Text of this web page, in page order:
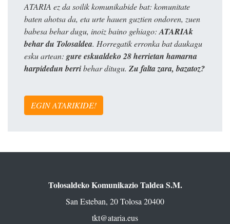
ATARIA ez da soilik komunikabide bat: komunitate
baten ahotsa da, eta urte hauen guztien ondoren, zuen
babesa behar dugu, inoiz baino gehiago: ATARIAk
behar du Tolosaldea. Horregatik erronka bat daukagu
esku artean: gure eskualdeko 28 herrietan hamarna
harpidedun berribehar ditugu. Zu falta zara, bazatoz?
EGIN ATARIKIDE!
Tolosaldeko Komunikazio Taldea S.M.
San Esteban, 20 Tolosa 20400
tkt@ataria.eus